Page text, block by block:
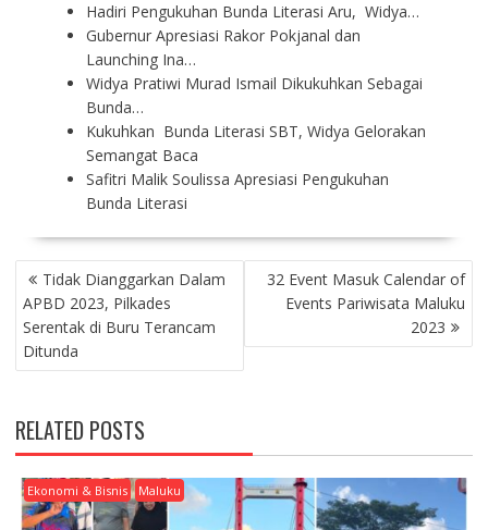
Hadiri Pengukuhan Bunda Literasi Aru, Widya…
Gubernur Apresiasi Rakor Pokjanal dan
Launching Ina…
Widya Pratiwi Murad Ismail Dikukuhkan Sebagai
Bunda…
Kukuhkan Bunda Literasi SBT, Widya Gelorakan
Semangat Baca
Safitri Malik Soulissa Apresiasi Pengukuhan
Bunda Literasi
P
O
S
T
N
V
I
G
A
T
Tidak Dianggarkan Dalam
APBD 2023, Pilkades
Serentak di Buru Terancam
Ditunda
32 Event Masuk Calendar of
Events Pariwisata Maluku
2023
RELATED POSTS
Ekonomi & Bisnis Maluku